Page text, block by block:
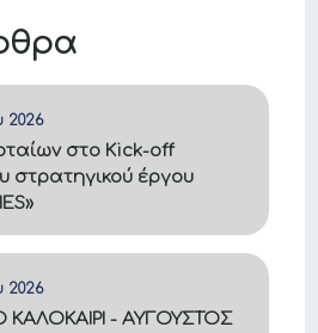
2026
στο Kick-off
στρατηγικού έργου
2026
ΚΑΛΟΚΑΙΡΙ - ΑΥΓΟΥΣΤΟΣ